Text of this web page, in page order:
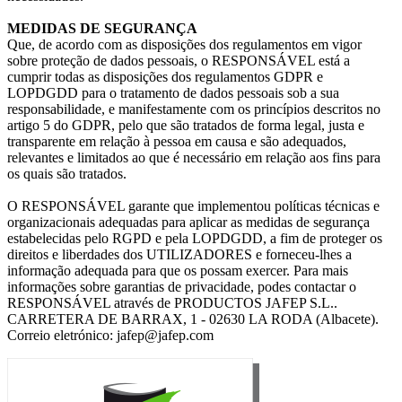
MEDIDAS DE SEGURANÇA
Que, de acordo com as disposições dos regulamentos em vigor
sobre proteção de dados pessoais, o RESPONSÁVEL está a
cumprir todas as disposições dos regulamentos GDPR e
LOPDGDD para o tratamento de dados pessoais sob a sua
responsabilidade, e manifestamente com os princípios descritos no
artigo 5 do GDPR, pelo que são tratados de forma legal, justa e
transparente em relação à pessoa em causa e são adequados,
relevantes e limitados ao que é necessário em relação aos fins para
os quais são tratados.
O RESPONSÁVEL garante que implementou políticas técnicas e
organizacionais adequadas para aplicar as medidas de segurança
estabelecidas pelo RGPD e pela LOPDGDD, a fim de proteger os
direitos e liberdades dos UTILIZADORES e forneceu-lhes a
informação adequada para que os possam exercer. Para mais
informações sobre garantias de privacidade, podes contactar o
RESPONSÁVEL através de PRODUCTOS JAFEP S.L..
CARRETERA DE BARRAX, 1 - 02630 LA RODA (Albacete).
Correio eletrónico: jafep@jafep.com